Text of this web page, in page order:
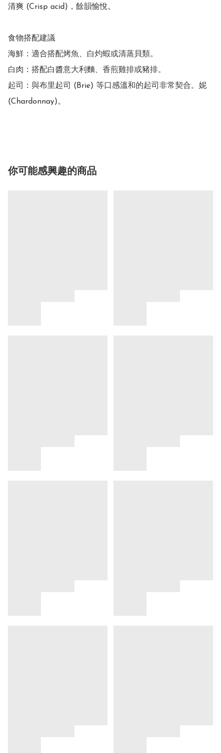
清爽 (Crisp acid)，餘韻愉悅。
食物搭配建議
海鮮：適合搭配烤魚、白灼蝦或清蒸貝類。
白肉：搭配白醬意大利麵、香煎雞排或豬排。
起司：與布里起司 (Brie) 等口感溫和的起司非常契合。妮
(Chardonnay)。
你可能感興趣的商品